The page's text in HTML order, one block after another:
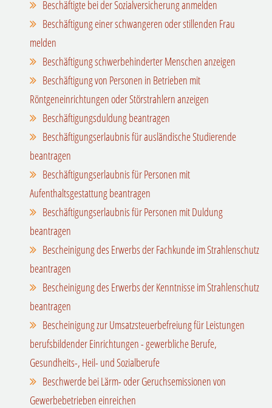
Beschäftigte bei der Sozialversicherung anmelden
Beschäftigung einer schwangeren oder stillenden Frau
melden
Beschäftigung schwerbehinderter Menschen anzeigen
Beschäftigung von Personen in Betrieben mit
Röntgeneinrichtungen oder Störstrahlern anzeigen
Beschäftigungsduldung beantragen
Beschäftigungserlaubnis für ausländische Studierende
beantragen
Beschäftigungserlaubnis für Personen mit
Aufenthaltsgestattung beantragen
Beschäftigungserlaubnis für Personen mit Duldung
beantragen
Bescheinigung des Erwerbs der Fachkunde im Strahlenschutz
beantragen
Bescheinigung des Erwerbs der Kenntnisse im Strahlenschutz
beantragen
Bescheinigung zur Umsatzsteuerbefreiung für Leistungen
berufsbildender Einrichtungen - gewerbliche Berufe,
Gesundheits-, Heil- und Sozialberufe
Beschwerde bei Lärm- oder Geruchsemissionen von
Gewerbebetrieben einreichen